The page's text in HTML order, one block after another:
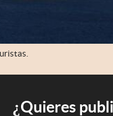
¿Quieres